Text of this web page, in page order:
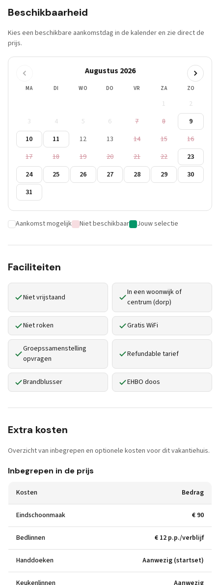
Beschikbaarheid
Kies een beschikbare aankomstdag in de kalender en zie direct de
prijs.
Augustus 2026
MA DI WO DO VR ZA ZO
1
2
3
4 5 6 7 8
9
10
11 12 13 14 15
16
17
18 19 20 21 22
23
24
25 26 27 28 29
30
31
Aankomst mogelijk Niet beschikbaar Jouw selectie
Faciliteiten
Niet vrijstaand
In een woonwijk of
centrum (dorp)
Niet roken Gratis WiFi
Groepssamenstelling
opvragen
Refundable tarief
Brandblusser EHBO doos
Extra kosten
Overzicht van inbegrepen en optionele kosten voor dit vakantiehuis.
Inbegrepen in de prijs
Kosten Bedrag
Eindschoonmaak € 90
Bedlinnen € 12 p.p./verblijf
Handdoeken Aanwezig (startset)
Keukenlinnen Aanwezig